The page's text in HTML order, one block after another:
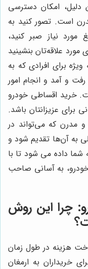
امکان دسترسی
است. تصور کنید به
نیاز صبر کنید،
علاقه‌تان بنشینید
برای افرادی که به
و آمد و انجام امور
خرید اقساطی خودرو
برای عزیزانتان باشد.
مدرن که می‌تواند در
به آن‌ها تقدیم شود و
شما داده می شود تا با
خودرو، به آسانی صاحب
چرا این روش
هزینه در طول زمان
خریداران به ارمغان